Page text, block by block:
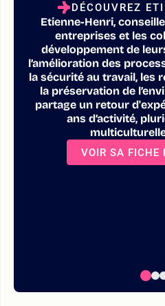
DÉCOUVREZ
Etienne-Henri,
entreprises et les
développement de
l’amélioration des
la sécurité au travail, les
la préservation de
partage un retour
ans d’activité,
VOIR SA FICHE